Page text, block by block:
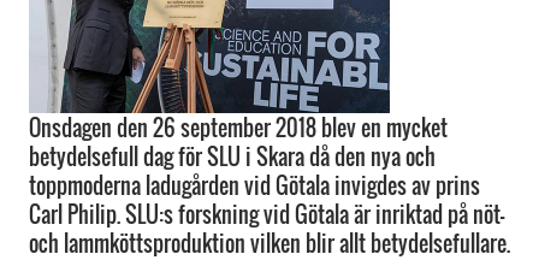
Onsdagen den 26 september 2018 blev en mycket
betydelsefull dag för SLU i Skara då den nya och
toppmoderna ladugården vid Götala invigdes av prins
Carl Philip. SLU:s forskning vid Götala är inriktad på nöt-
och lammköttsproduktion vilken blir allt betydelsefullare.